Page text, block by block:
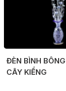
ĐÈN BÌNH BÔNG
CÂY KIỂNG